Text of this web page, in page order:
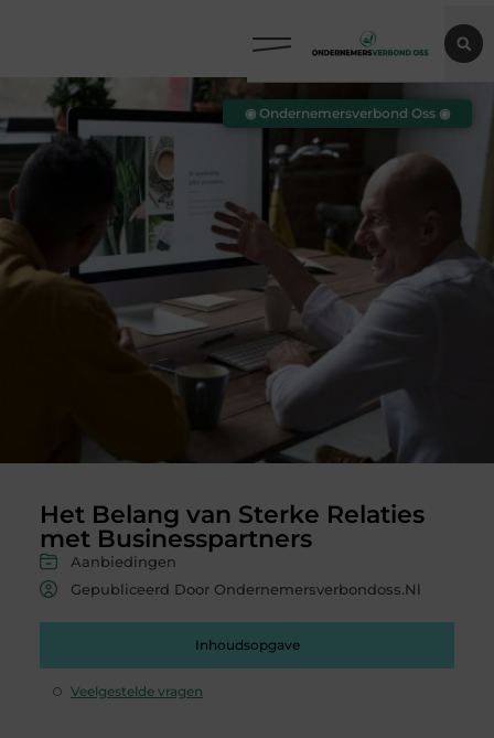
Het Belang van Sterke Relaties
met Businesspartners
Aanbiedingen
Gepubliceerd Door Ondernemersverbondoss.nl
Inhoudsopgave
Veelgestelde vragen
◉ Ondernemersverbond Oss ◉